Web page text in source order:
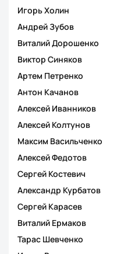
Игорь Холин
Андрей Зубов
Виталий Дорошенко
Виктор Синяков
Артем Петренко
Антон Качанов
Алексей Иванников
Алексей Колтунов
Максим Васильченко
Алексей Федотов
Сергей Костевич
Александр Курбатов
Сергей Карасев
Виталий Ермаков
Тарас Шевченко